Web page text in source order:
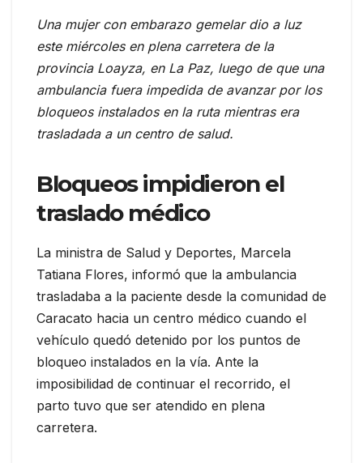
Una mujer con embarazo gemelar dio a luz
este miércoles en plena carretera de la
provincia Loayza, en La Paz, luego de que una
ambulancia fuera impedida de avanzar por los
bloqueos instalados en la ruta mientras era
trasladada a un centro de salud.
Bloqueos impidieron el
traslado médico
La ministra de Salud y Deportes, Marcela
Tatiana Flores, informó que la ambulancia
trasladaba a la paciente desde la comunidad de
Caracato hacia un centro médico cuando el
vehículo quedó detenido por los puntos de
bloqueo instalados en la vía. Ante la
imposibilidad de continuar el recorrido, el
parto tuvo que ser atendido en plena
carretera.